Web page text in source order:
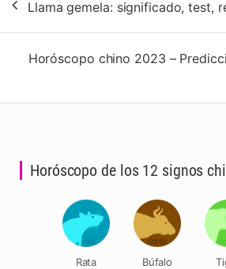
de
entradas
Llama gemela: significado, test,
Horóscopo chino 2023 –
Horóscopo de los 12 signos
Rata Búfalo